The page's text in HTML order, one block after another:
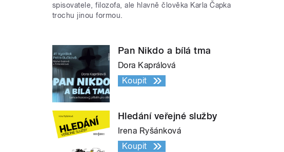
spisovatele, filozofa, ale hlavně člověka Karla Čapka
trochu jinou formou.
Pan Nikdo a bílá tma
Dora Kaprálová
Koupit
Hledání veřejné služby
Irena Ryšánková
Koupit